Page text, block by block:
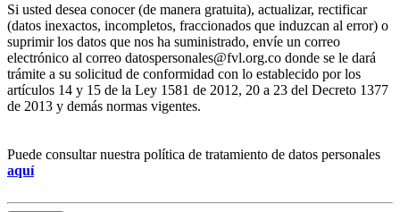
Si usted desea conocer (de manera gratuita), actualizar, rectificar
(datos inexactos, incompletos, fraccionados que induzcan al error) o
suprimir los datos que nos ha suministrado, envíe un correo
electrónico al correo datospersonales@fvl.org.co donde se le dará
trámite a su solicitud de conformidad con lo establecido por los
artículos 14 y 15 de la Ley 1581 de 2012, 20 a 23 del Decreto 1377
de 2013 y demás normas vigentes.
Puede consultar nuestra política de tratamiento de datos personales
aquí